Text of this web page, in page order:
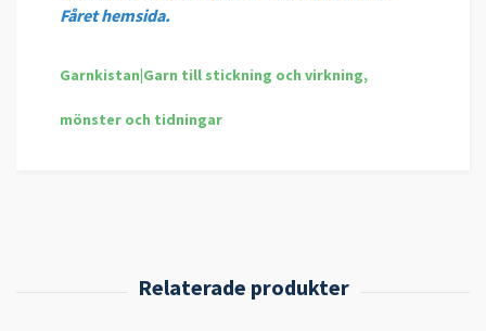
Fåret hemsida.
Garnkistan|Garn till stickning och virkning,
mönster och tidningar